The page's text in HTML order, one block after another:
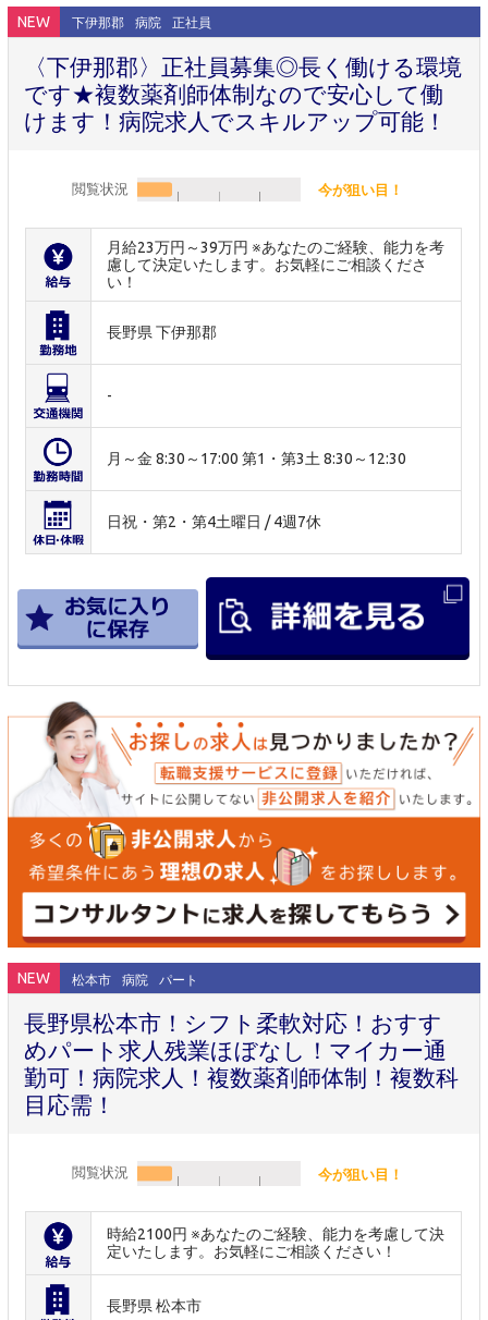
NEW 下伊那郡 病院 正社員
〈下伊那郡〉正社員募集◎長く働ける環境
です★複数薬剤師体制なので安心して働
けます！病院求人でスキルアップ可能！
閲覧状況 今が狙い目！
月給23万円～39万円 ※あなたのご経験、能力を考
慮して決定いたします。お気軽にご相談くださ
い！
長野県 下伊那郡
-
月～金 8:30～17:00 第1・第3土 8:30～12:30
日祝・第2・第4土曜日 / 4週7休
NEW 松本市 病院 パート
長野県松本市！シフト柔軟対応！おすす
めパート求人残業ほぼなし！マイカー通
勤可！病院求人！複数薬剤師体制！複数科
目応需！
閲覧状況 今が狙い目！
時給2100円 ※あなたのご経験、能力を考慮して決
定いたします。お気軽にご相談ください！
長野県 松本市